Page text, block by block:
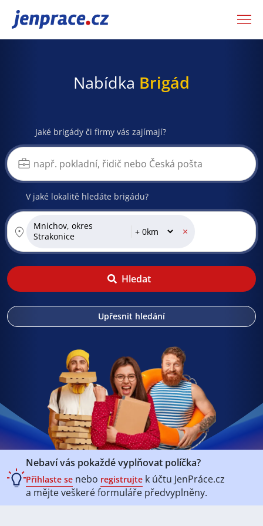
JenPráce.cz
Nabídka Brigád
Jaké brigády či firmy vás zajímají?
V jaké lokalitě hledáte brigádu?
Mnichov, okres
Strakonice
×
Hledat
Upřesnit hledání
Nebaví vás pokaždé vyplňovat políčka?
Přihlaste se nebo registrujte k účtu JenPráce.cz
a mějte veškeréformuláře předvyplněny.